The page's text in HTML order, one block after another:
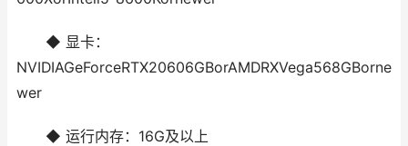
◆ 显卡：
NVIDIAGeForceRTX20606GBorAMDRXVega568GBorne
wer
◆ 运行内存：16G及以上